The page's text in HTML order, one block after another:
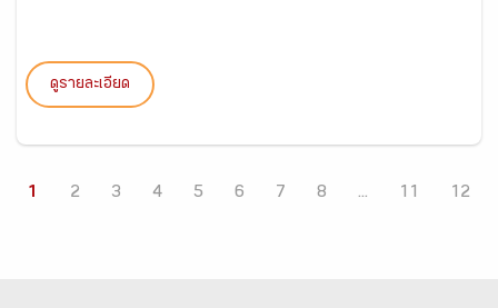
ดูรายละเอียด
1 2 3 4 5 6 7 8 ... 11 12